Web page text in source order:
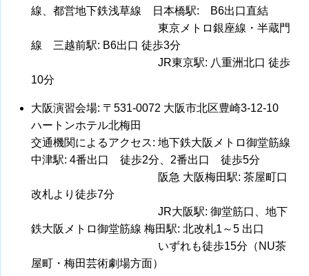
線、都営地下鉄浅草線 日本橋駅: B6出口直結
東京メトロ銀座線・半蔵門
線 三越前駅: B6出口 徒歩3分
JR東京駅: 八重洲北口 徒歩
10分
大阪演習会場: 〒531-0072 大阪市北区豊崎3-12-10
ハートンホテル北梅田
交通機関によるアクセス: 地下鉄大阪メトロ御堂筋線
中津駅: 4番出口 徒歩2分、2番出口 徒歩5分
阪急 大阪梅田駅: 茶屋町口
改札より徒歩7分
JR大阪駅: 御堂筋口、地下
鉄大阪メトロ御堂筋線 梅田駅: 北改札1～5 出口
いずれも徒歩15分（NU茶
屋町・梅田芸術劇場方面）